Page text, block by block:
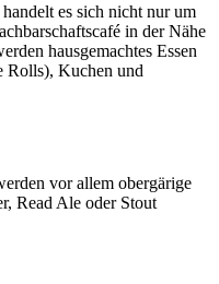
es sich nicht nur um
in der Nähe
hausgemachtes Essen
Rolls), Kuchen und
vor allem obergärige
Read Ale oder Stout